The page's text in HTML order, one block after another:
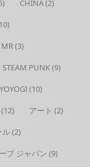
CHINA(2)
MR (3)
STEAM PUNK(9)
YOYOGI(10)
(12) アート (2)
ル(2)
プ ジャパン (9)